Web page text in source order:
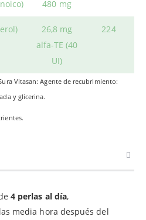
480 mg
26,8 mg
alfa-TE (40
UI)
224
Vitasan: Agente de recubrimiento:
y glicerina.
4 perlas al día,
media hora después del